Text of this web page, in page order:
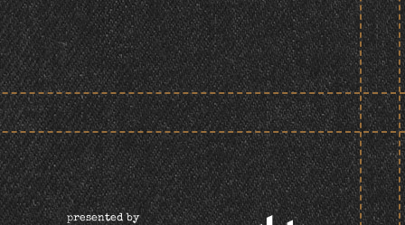
presented by